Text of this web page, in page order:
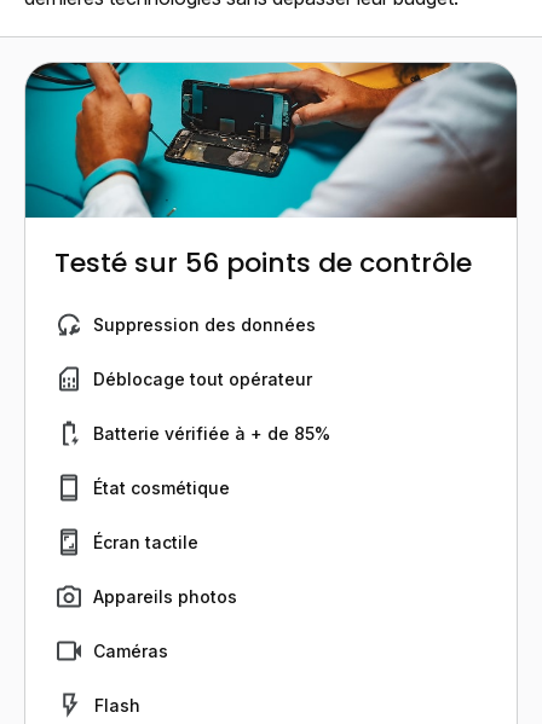
Testé sur 56 points de contrôle
Suppression des données
Déblocage tout opérateur
Batterie vérifiée à + de 85%
État cosmétique
Écran tactile
Appareils photos
Caméras
Flash